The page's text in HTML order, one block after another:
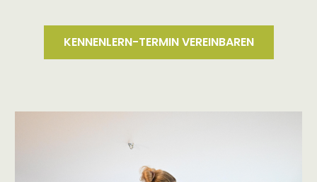
KENNENLERN-TERMIN VEREINBAREN